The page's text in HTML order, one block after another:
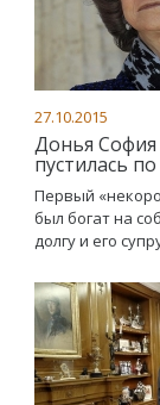
27.10.2015
Донья
пустилась
Первый
был богат на
долгу и его